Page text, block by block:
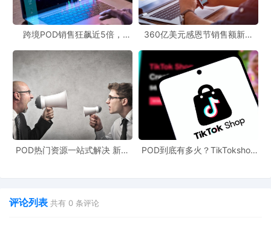
跨境POD销售狂飙近5倍，
360亿美元感恩节销售额新纪
新风潮！
POD热门资源一站式解决 新手
POD到底有多火？TikTokshop
评论列表 共有 0 条评论